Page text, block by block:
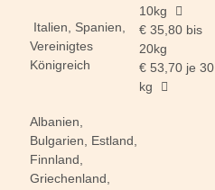
Italien, Spanien,
Vereinigtes
Königreich
10kg
€ 35,80 bis
20kg
€ 53,70 je 30
kg
Albanien,
Bulgarien, Estland,
Finnland,
Griechenland,